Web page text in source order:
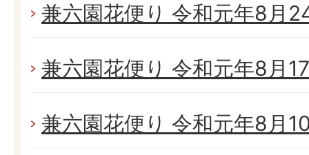
兼六園花便り 令和元年8月
兼六園花便り 令和元年8月
兼六園花便り 令和元年8月